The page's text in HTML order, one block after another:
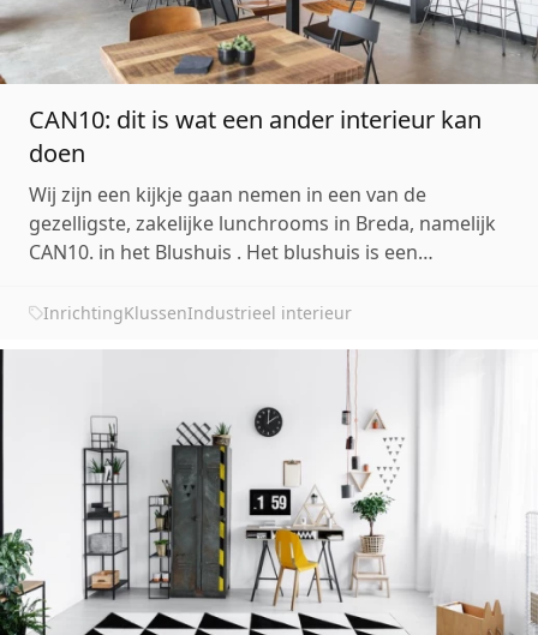
CAN10: dit is wat een ander interieur kan
doen
Wij zijn een kijkje gaan nemen in een van de
gezelligste, zakelijke lunchrooms in Breda, namelijk
CAN10. in het Blushuis . Het blushuis is een
bedrijven uit de creatieve sector bevinden. Het is een
InrichtingKlussenIndustrieel interieur